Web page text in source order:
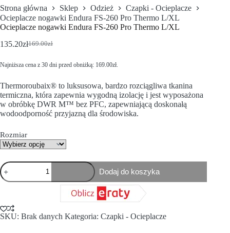
Strona główna Sklep Odzież
Czapki - Ocieplacze
Ocieplacze nogawki Endura FS-260 Pro Thermo L/XL
Ocieplacze nogawki Endura FS-260 Pro Thermo L/XL
169.00zł
135.20zł
Najniższa cena z 30 dni przed obniżką: 169.00zł.
Thermoroubaix® to luksusowa, bardzo rozciągliwa tkanina
termiczna, która zapewnia wygodną izolację i jest wyposażona
w obróbkę DWR M™ bez PFC, zapewniającą doskonałą
wodoodporność przyjazną dla środowiska.
Rozmiar
Dodaj do koszyka
SKU: Brak danych Kategoria: Czapki - Ocieplacze